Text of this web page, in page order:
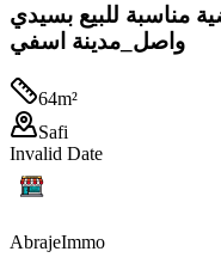
مناسبة للبيع بسيدي
واصل_مدينة اسفي
64m²
Safi
Invalid Date
AbrajeImmo